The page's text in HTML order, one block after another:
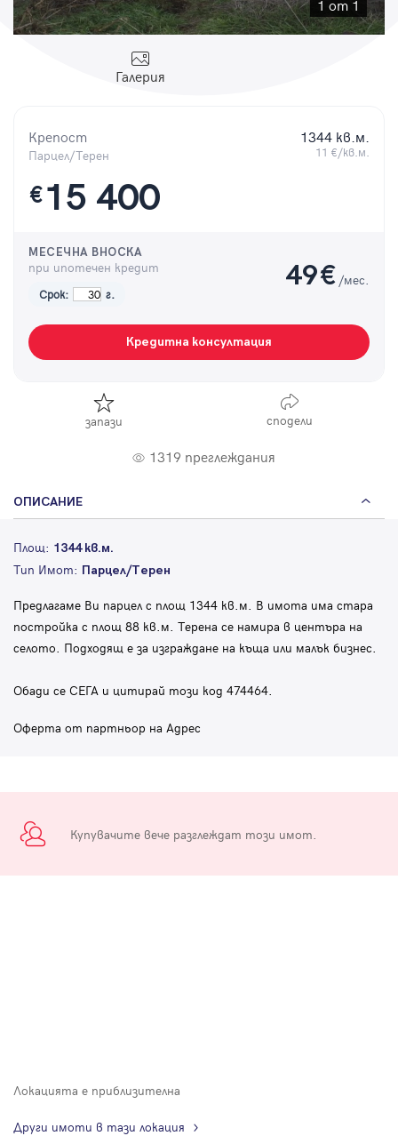
1 от 1
Галерия
Крепост
Парцел/Терен
1344 кв.м.
11 €/кв.м.
€15 400
МЕСЕЧНА ВНОСКА
при ипотечен кредит
Срок: г.
49€ /мес.
Кредитна консултация
запази сподели
1319 преглеждания
ОПИСАНИЕ
Площ: 1344 кв.м.
Тип Имот: Парцел/Терен
Предлагаме Ви парцел с площ 1344 кв.м. В имота има стара
постройка с площ 88 кв.м. Терена се намира в центъра на
селото. Подходящ е за изграждане на къща или малък бизнес.
Обади се СЕГА и цитирай този код 474464.
Оферта от партньор на Адрес
Купувачите вече разглеждат този имот.
Локацията е приблизителна
Други имоти в тази локация
Парола